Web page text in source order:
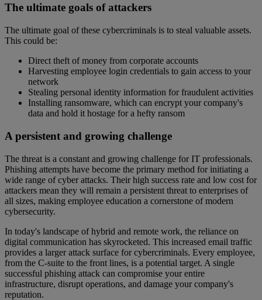
The ultimate goals of attackers
The ultimate goal of these cybercriminals is to steal valuable assets.
This could be:
Direct theft of money from corporate accounts
Harvesting employee login credentials to gain access to your
network
Stealing personal identity information for fraudulent activities
Installing ransomware, which can encrypt your company's
data and hold it hostage for a hefty ransom
A persistent and growing challenge
The threat is a constant and growing challenge for IT professionals.
Phishing attempts have become the primary method for initiating a
wide range of cyber attacks. Their high success rate and low cost for
attackers mean they will remain a persistent threat to enterprises of
all sizes, making employee education a cornerstone of modern
cybersecurity.
In today's landscape of hybrid and remote work, the reliance on
digital communication has skyrocketed. This increased email traffic
provides a larger attack surface for cybercriminals. Every employee,
from the C-suite to the front lines, is a potential target. A single
successful phishing attack can compromise your entire
infrastructure, disrupt operations, and damage your company's
reputation.